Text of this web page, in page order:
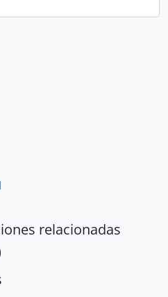
relacionadas